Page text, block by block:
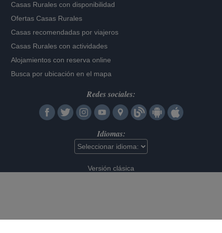
Casas Rurales con disponibilidad
Ofertas Casas Rurales
Casas recomendadas por viajeros
Casas Rurales con actividades
Alojamientos con reserva online
Busca por ubicación en el mapa
Redes sociales:
Idiomas:
Versión clásica